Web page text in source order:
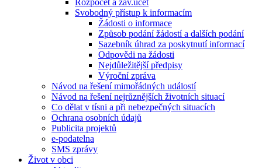
Rozpočet a záv.účet
Svobodný přístup k informacím
Žádosti o informace
Způsob podání žádostí a dalších podání
Sazebník úhrad za poskytnutí informací
Odpovědi na žádosti
Nejdůležitější předpisy
Výroční zpráva
Návod na řešení mimořádných událostí
Návod na řešení nejrůznějších životních situací
Co dělat v tísni a při nebezpečných situacích
Ochrana osobních údajů
Publicita projektů
e-podatelna
SMS zprávy
Život v obci